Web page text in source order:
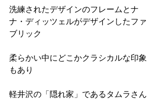
洗練されたデザインのフレームとナ
ナ・ディッツェルがデザインしたファ
ブリック
柔らかい中にどこかクラシカルな印象
もあり
軽井沢の「隠れ家」であるタムラさん